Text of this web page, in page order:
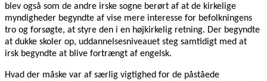
blev også som de andre irske sogne berørt af at de kirkelige
myndigheder begyndte af vise mere interesse for befolkningens
tro og forsøgte, at styre den i en højkirkelig retning. Der begyndte
at dukke skoler op, uddannelsesniveauet steg samtidigt med at
irsk begyndte at blive fortrængt af engelsk.
Hvad der måske var af særlig vigtighed for de påståede